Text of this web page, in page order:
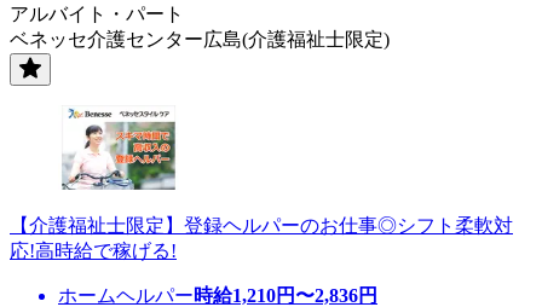
アルバイト・パート
ベネッセ介護センター広島(介護福祉士限定)
【介護福祉士限定】登録ヘルパーのお仕事◎シフト柔軟対
応!高時給で稼げる!
ホームヘルパー時給1,210円〜2,836円